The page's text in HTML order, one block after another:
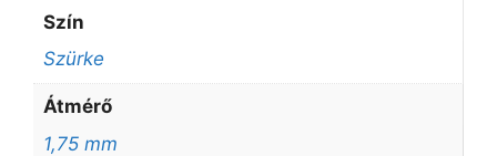
Szín
Szürke
Átmérő
1,75 mm